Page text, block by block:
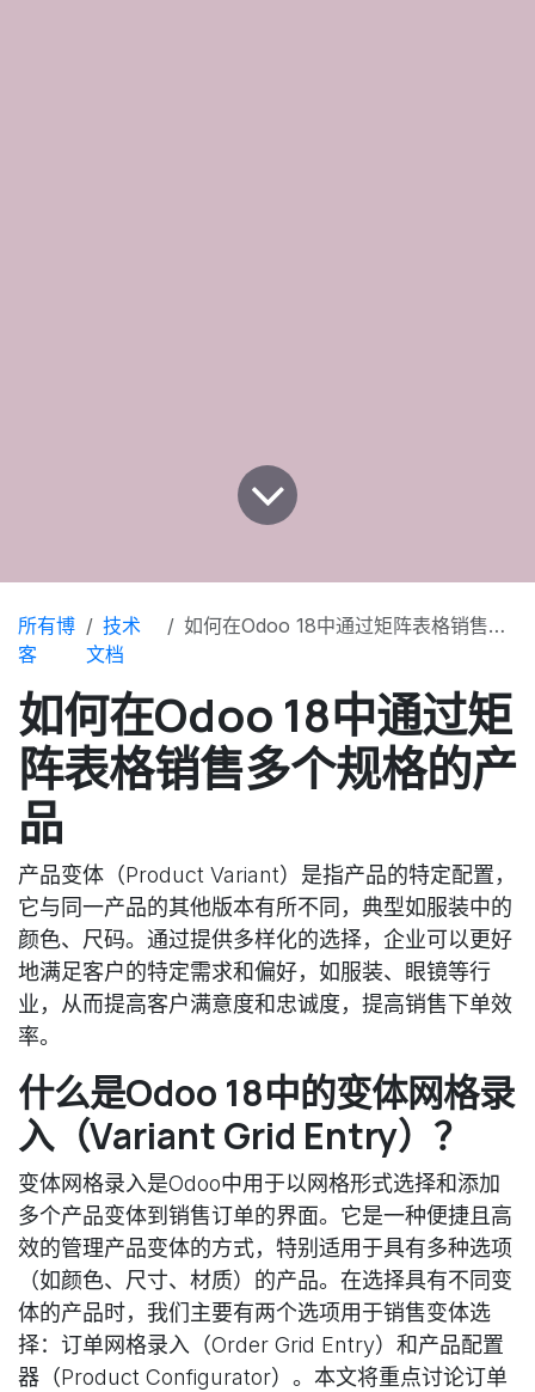
所有博
客
技术
文档
如何在Odoo 18中通过矩阵表格销售多个规格的产品
如何在Odoo 18中通过矩
阵表格销售多个规格的产
品
产品变体（Product Variant）是指产品的特定配置，
它与同一产品的其他版本有所不同，典型如服装中的
颜色、尺码。通过提供多样化的选择，企业可以更好
地满足客户的特定需求和偏好，如服装、眼镜等行
业，从而提高客户满意度和忠诚度，提高销售下单效
率。
什么是Odoo 18中的变体网格录
入（Variant Grid Entry）？
变体网格录入是Odoo中用于以网格形式选择和添加
多个产品变体到销售订单的界面。它是一种便捷且高
效的管理产品变体的方式，特别适用于具有多种选项
（如颜色、尺寸、材质）的产品。在选择具有不同变
体的产品时，我们主要有两个选项用于销售变体选
择：订单网格录入（Order Grid Entry）和产品配置
器（Product Configurator）。本文将重点讨论订单